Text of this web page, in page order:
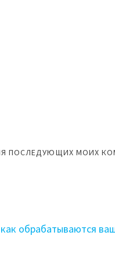
ПОСЛЕДУЮЩИХ МОИХ
обрабатываются